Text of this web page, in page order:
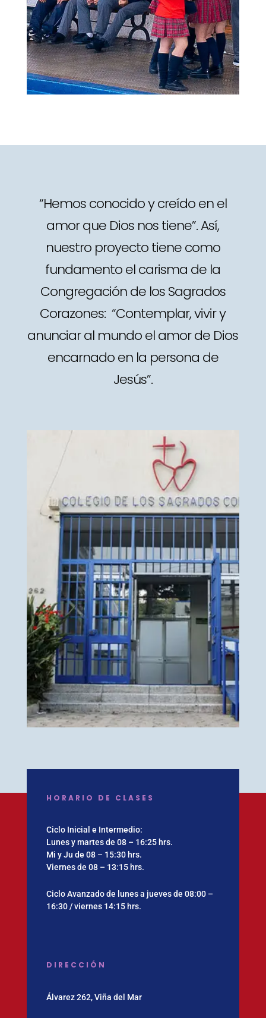
“Hemos conocido y creído en el
amor que Dios nos tiene”. Así,
nuestro proyecto tiene como
fundamento el carisma de la
Congregación de los Sagrados
Corazones: “Contemplar, vivir y
anunciar al mundo el amor de Dios
encarnado en la persona de
Jesús”.
HORARIO DE CLASES
Ciclo Inicial e Intermedio:
Lunes y martes de 08 – 16:25 hrs.
Mi y Ju de 08 – 15:30 hrs.
Viernes de 08 – 13:15 hrs.
Ciclo Avanzado de lunes a jueves de 08:00 –
16:30 / viernes 14:15 hrs.
DIRECCIÓN
Álvarez 262, Viña del Mar